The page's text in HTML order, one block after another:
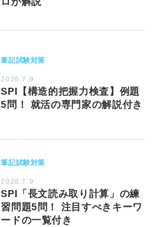
筆記試験対策
2026.7.9
SPI【構造的把握力検査】例題
5問！ 就活の専門家の解説付き
筆記試験対策
2026.7.9
SPI「長文読み取り計算」の練
習問題5問！ 注目すべきキーワ
ードの一覧付き